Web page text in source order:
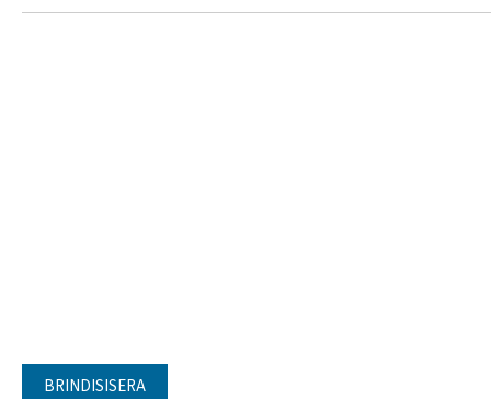
BRINDISISERA